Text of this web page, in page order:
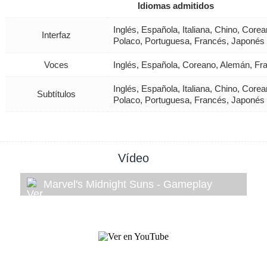
Idiomas admitidos
Interfaz
Inglés, Española, Italiana, Chino,
Polaco, Portuguesa, Francés, Japonés
Voces Inglés, Española, Coreano, Alemán,
Subtítulos
Inglés, Española, Italiana, Chino,
Polaco, Portuguesa, Francés, Japonés
Vídeo
Marvel's Midnight Suns - Gameplay